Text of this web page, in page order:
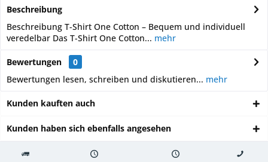
Beschreibung
Beschreibung T-Shirt One Cotton – Bequem und individuell
veredelbar Das T-Shirt One Cotton... mehr
Bewertungen
0
Bewertungen lesen, schreiben und diskutieren... mehr
Kunden kauften auch
Kunden haben sich ebenfalls angesehen